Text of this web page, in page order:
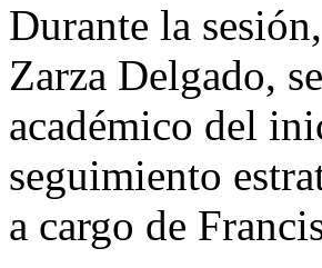
Durante la
Zarza Delgado,
académico del
seguimiento
a cargo de